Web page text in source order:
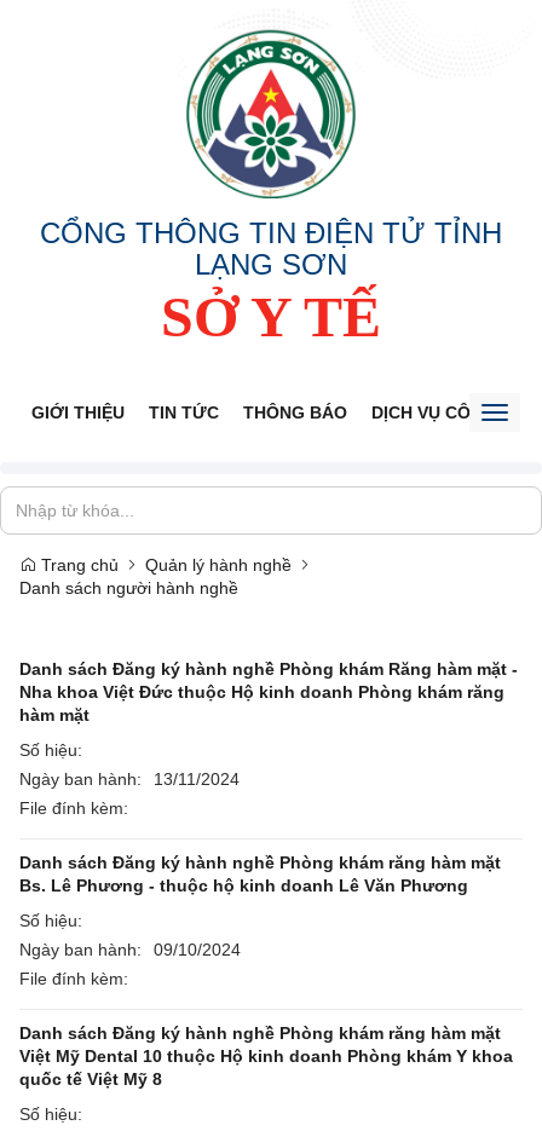
CỔNG THÔNG TIN ĐIỆN TỬ TỈNH
LẠNG SƠN
SỞ Y TẾ
GIỚI THIỆU TIN TỨC THÔNG BÁO DỊCH VỤ CÔNG
Trang chủ
Quản lý hành nghề
Danh sách người hành nghề
Danh sách Đăng ký hành nghề Phòng khám Răng hàm mặt -
Nha khoa Việt Đức thuộc Hộ kinh doanh Phòng khám răng
hàm mặt
Số hiệu:
Ngày ban hành:
13/11/2024
File đính kèm:
Danh sách Đăng ký hành nghề Phòng khám răng hàm mặt
Bs. Lê Phương - thuộc hộ kinh doanh Lê Văn Phương
Số hiệu:
Ngày ban hành:
09/10/2024
File đính kèm:
Danh sách Đăng ký hành nghề Phòng khám răng hàm mặt
Việt Mỹ Dental 10 thuộc Hộ kinh doanh Phòng khám Y khoa
quốc tế Việt Mỹ 8
Số hiệu: